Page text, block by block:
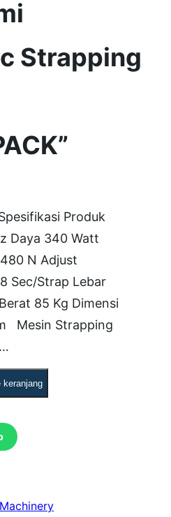
Strapping
Produk
Daya 340 Watt
N Adjust
Sec/Strap Lebar
85 Kg Dimensi
Mesin Strapping
keranjang